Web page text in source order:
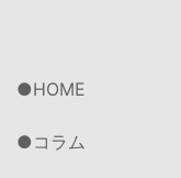
HOME
コラム